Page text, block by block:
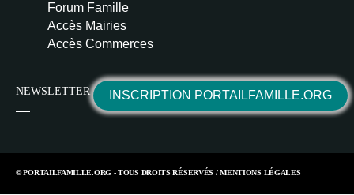
INSCRIPTION PORTAILFAMILLE.ORG
Forum Famille
Accès Mairies
Accès Commerces
NEWSLETTER
© PORTAILFAMILLE.ORG - TOUS DROITS RÉSERVÉS /MENTIONS LÉGALES